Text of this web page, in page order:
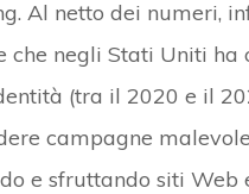
Al netto dei numeri,
negli Stati Uniti ha
(tra il 2020 e il
campagne
e sfruttando siti Web